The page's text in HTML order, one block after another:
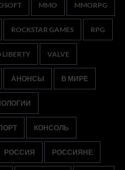
MMO MMORPG
ROCKSTAR GAMES RPG
VALVE
АНОНСЫ В МИРЕ
КОНСОЛЬ
РОССИЯ РОССИЯНЕ